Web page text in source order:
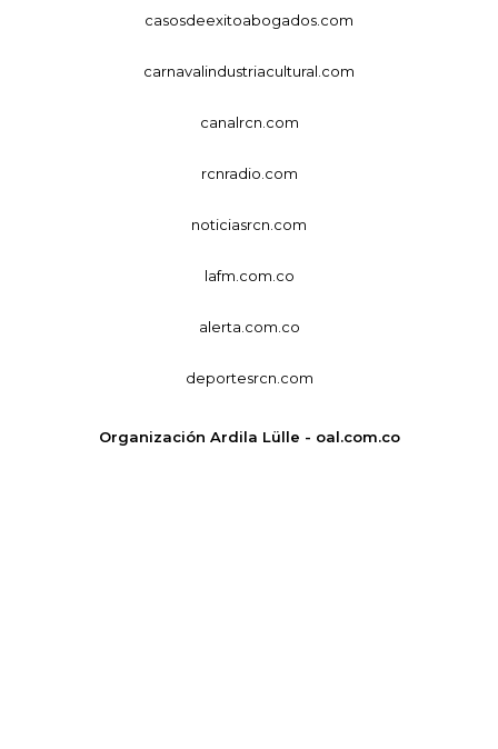
casosdeexitoabogados.com
carnavalindustriacultural.com
canalrcn.com
rcnradio.com
noticiasrcn.com
lafm.com.co
alerta.com.co
deportesrcn.com
Organización Ardila Lülle - oal.com.co